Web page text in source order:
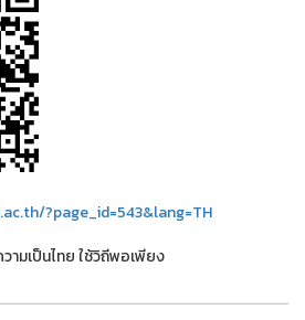
?page_id=543&lang=TH
มเป็นไทย ใช้วิถีพอเพียง